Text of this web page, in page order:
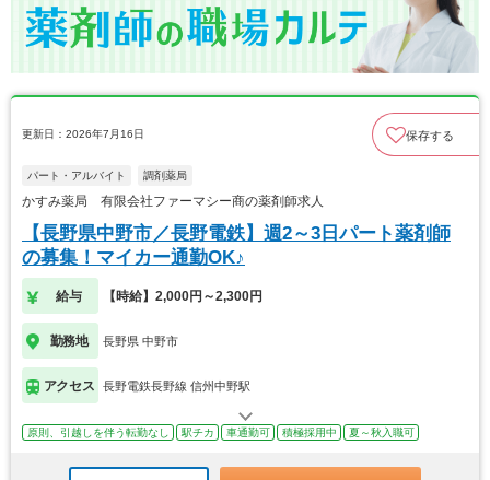
更新日：2026年7月16日 保存する
パート・アルバイト 調剤薬局
かすみ薬局 有限会社ファーマシー商の薬剤師求人
【長野県中野市／長野電鉄】週2～3日パート薬剤師
の募集！マイカー通勤OK♪
給与 【時給】2,000円～2,300円
勤務地 長野県 中野市
アクセス 長野電鉄長野線 信州中野駅
原則、引越しを伴う転勤なし 駅チカ 車通勤可 積極採用中 夏～秋入職可